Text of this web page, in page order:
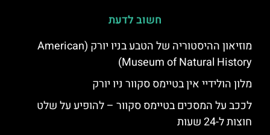
חשוב לדעת
מוזיאון ההיסטוריה של הטבע בניו יורק (American
Museum of Natural History)
מלון הולידיי אין בטיימס סקוור ניו יורק
לככב על המסכים בטיימס סקוור – להופיע על שלט
חוצות ל-24 שעות